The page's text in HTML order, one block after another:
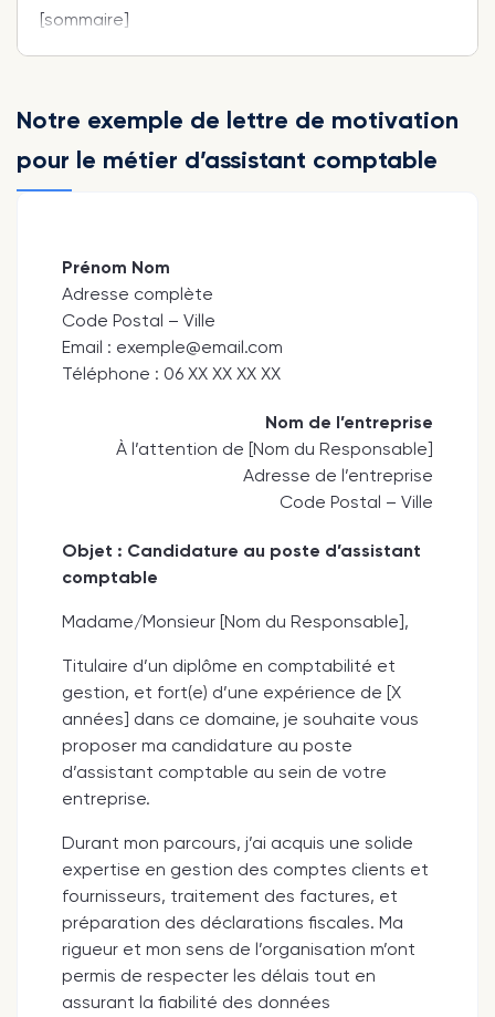
[sommaire]
Notre exemple de lettre de motivation
pour le métier d’assistant comptable
Prénom Nom
Adresse complète
Code Postal – Ville
Email : exemple@email.com
Téléphone : 06 XX XX XX XX
Nom de l’entreprise
À l’attention de [Nom du Responsable]
Adresse de l’entreprise
Code Postal – Ville
Objet : Candidature au poste d’assistant
comptable
Madame/Monsieur [Nom du Responsable],
Titulaire d’un diplôme en comptabilité et
gestion, et fort(e) d’une expérience de [X
années] dans ce domaine, je souhaite vous
proposer ma candidature au poste
d’assistant comptable au sein de votre
entreprise.
Durant mon parcours, j’ai acquis une solide
expertise en gestion des comptes clients et
fournisseurs, traitement des factures, et
préparation des déclarations fiscales. Ma
rigueur et mon sens de l’organisation m’ont
permis de respecter les délais tout en
assurant la fiabilité des données